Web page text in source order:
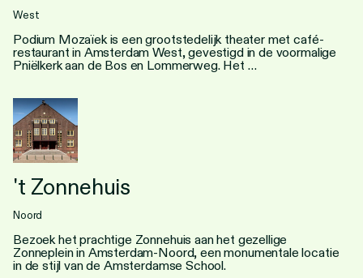
West
Podium Mozaïek is een grootstedelijk theater met café-
restaurant in Amsterdam West, gevestigd in de voormalige
Pniëlkerk aan de Bos en Lommerweg. Het …
't Zonnehuis
Noord
Bezoek het prachtige Zonnehuis aan het gezellige
Zonneplein in Amsterdam-Noord, een monumentale locatie
in de stijl van de Amsterdamse School.